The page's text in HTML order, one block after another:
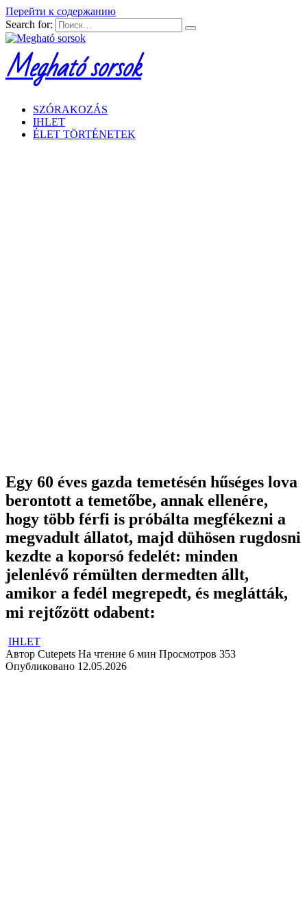
Перейти к содержанию
Search for:
Megható sorsok
SZÓRAKOZÁS
IHLET
ÉLET TÖRTÉNETEK
Egy 60 éves gazda temetésén hűséges lova
berontott a temetőbe, annak ellenére,
hogy több férfi is próbálta megfékezni a
megvadult állatot, majd dühösen rugdosni
kezdte a koporsó fedelét: minden
jelenlévő rémülten dermedten állt,
amikor a fedél megrepedt, és meglátták,
mi rejtőzött odabent։
IHLET
Автор Cutepets На чтение 6 мин Просмотров 353
Опубликовано 12.05.2026